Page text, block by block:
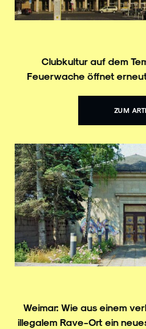
Clubkultur auf dem
Feuerwache öffnet
ZUM
Weimar: Wie aus einem
illegalem Rave-Ort ein